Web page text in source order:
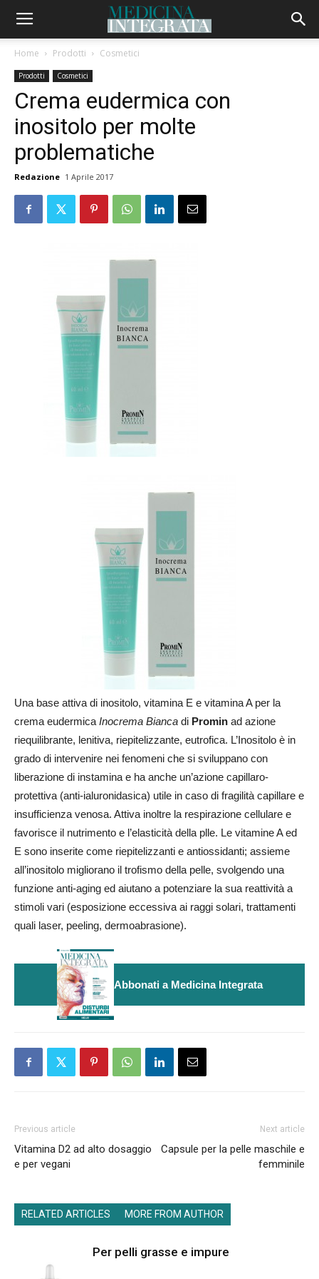
Home Prodotti Cosmetici
Prodotti Cosmetici
Crema eudermica con
inositolo per molte
problematiche
Redazione 1 Aprile 2017
Una base attiva di inositolo, vitamina E e vitamina A per la
crema eudermica Inocrema Bianca di Promin ad azione
riequilibrante, lenitiva, riepitelizzante, eutrofica. L’Inositolo è in
grado di intervenire nei fenomeni che si sviluppano con
liberazione di instamina e ha anche un’azione capillaro-
protettiva (anti-ialuronidasica) utile in caso di fragilità capillare e
insufficienza venosa. Attiva inoltre la respirazione cellulare e
favorisce il nutrimento e l’elasticità della plle. Le vitamine A ed
E sono inserite come riepitelizzanti e antiossidanti; assieme
all’inositolo migliorano il trofismo della pelle, svolgendo una
funzione anti-aging ed aiutano a potenziare la sua reattività a
stimoli vari (esposizione eccessiva ai raggi solari, trattamenti
quali laser, peeling, dermoabrasione).
Abbonati a Medicina Integrata
Previous article
Vitamina D2 ad alto dosaggio
e per vegani
Next article
Capsule per la pelle maschile e
femminile
RELATED ARTICLES MORE FROM AUTHOR
Per pelli grasse e impure